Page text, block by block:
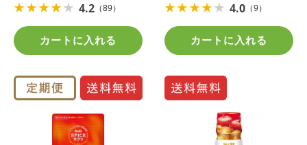
4.2 （89）
カートに入れる
回3袋お届けコース
4.0 （9）
カートに入れる